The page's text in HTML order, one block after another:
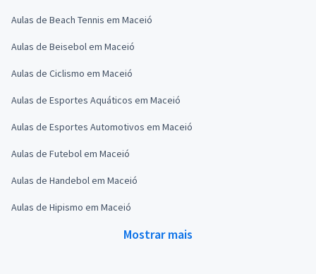
Aulas de Beach Tennis em Maceió
Aulas de Beisebol em Maceió
Aulas de Ciclismo em Maceió
Aulas de Esportes Aquáticos em Maceió
Aulas de Esportes Automotivos em Maceió
Aulas de Futebol em Maceió
Aulas de Handebol em Maceió
Aulas de Hipismo em Maceió
Mostrar mais